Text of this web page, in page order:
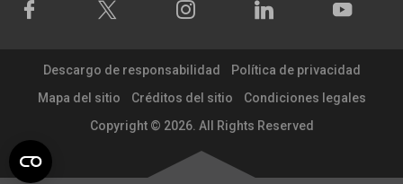
Descargo de responsabilidad
Política de privacidad
Mapa del sitio
Créditos del sitio
Condiciones legales
Copyright © 2026. All Rights Reserved